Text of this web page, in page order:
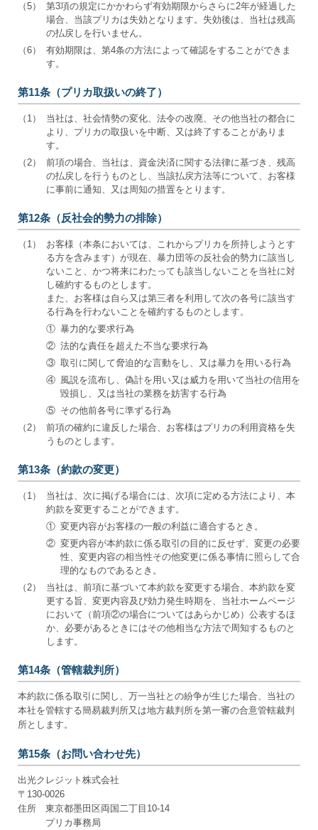
（5）
第3項の規定にかかわらず有効期限からさらに2年が経過した
場合、当該プリカは失効となります。失効後は、当社は残高
の払戻しを行いません。
（6）
有効期限は、第4条の方法によって確認をすることができま
す。
第11条（プリカ取扱いの終了）
（1）
当社は、社会情勢の変化、法令の改廃、その他当社の都合に
より、プリカの取扱いを中断、又は終了することがありま
す。
（2）
前項の場合、当社は、資金決済に関する法律に基づき、残高
の払戻しを行うものとし、当該払戻方法等について、お客様
に事前に通知、又は周知の措置をとります。
第12条（反社会的勢力の排除）
（1）
お客様（本条においては、これからプリカを所持しようとす
る方を含みます）が現在、暴力団等の反社会的勢力に該当し
ないこと、かつ将来にわたっても該当しないことを当社に対
し確約するものとします。
また、お客様は自ら又は第三者を利用して次の各号に該当す
る行為を行わないことを確約するものとします。
① 暴力的な要求行為
② 法的な責任を超えた不当な要求行為
③ 取引に関して脅迫的な言動をし、又は暴力を用いる行為
④ 風説を流布し、偽計を用い又は威力を用いて当社の信用を
毀損し、又は当社の業務を妨害する行為
⑤ その他前各号に準ずる行為
（2）
前項の確約に違反した場合、お客様はプリカの利用資格を失
うものとします。
第13条（約款の変更）
（1）
当社は、次に掲げる場合には、次項に定める方法により、本
約款を変更することができます。
① 変更内容がお客様の一般の利益に適合するとき。
② 変更内容が本約款に係る取引の目的に反せず、変更の必要
性、変更内容の相当性その他変更に係る事情に照らして合
理的なものであるとき。
（2）
当社は、前項に基づいて本約款を変更する場合、本約款を変
更する旨、変更内容及び効力発生時期を、当社ホームページ
において（前項②の場合についてはあらかじめ）公表するほ
か、必要があるときにはその他相当な方法で周知するものと
します。
第14条（管轄裁判所）
本約款に係る取引に関し、万一当社との紛争が生じた場合、当社の
本社を管轄する簡易裁判所又は地方裁判所を第一審の合意管轄裁判
所とします。
第15条（お問い合わせ先）
出光クレジット株式会社
〒130-0026
住所 東京都墨田区両国二丁目10-14
プリカ事務局